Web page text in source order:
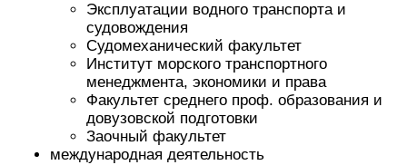
Эксплуатации водного транспорта и
судовождения
Судомеханический факультет
Институт морского транспортного
менеджмента, экономики и права
Факультет среднего проф. образования и
довузовской подготовки
Заочный факультет
международная деятельность